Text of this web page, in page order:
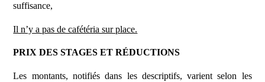
suffisance,
Il n’y a pas de cafétéria sur place.
PRIX DES STAGES ET RÉDUCTIONS
Les montants, notifiés dans les descriptifs, varient selon les